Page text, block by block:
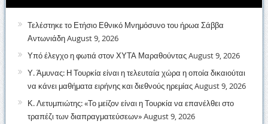
Τελέστηκε το Ετήσιο Εθνικό Μνημόσυνο του ήρωα Σάββα
ΑντωνιάδηAugust 9, 2026
Υπό έλεγχο η φωτιά στον ΧΥΤΑ ΜαραθούνταςAugust 9, 2026
Υ. Άμυνας: Η Τουρκία είναι η τελευταία χώρα η οποία δικαιούται
να κάνει μαθήματα ειρήνης και διεθνούς ηρεμίαςAugust 9, 2026
Κ. Λετυμπιώτης: «Το μείζον είναι η Τουρκία να επανέλθει στο
τραπέζι των διαπραγματεύσεων»August 9, 2026